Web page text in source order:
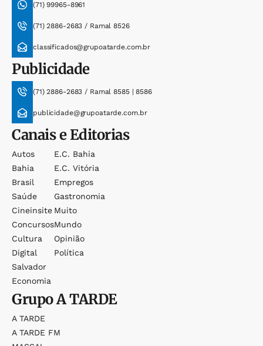
(71) 99965-8961
(71) 2886-2683 / Ramal 8526
classificados@grupoatarde.com.br
Publicidade
(71) 2886-2683 / Ramal 8585 | 8586
publicidade@grupoatarde.com.br
Canais e Editorias
Autos
Bahia
Brasil
Saúde
Cineinsite
Concursos
Cultura
Digital
Salvador
Economia
E.c. Bahia
E.c. Vitória
Empregos
Gastronomia
Muito
Mundo
Opinião
Política
GrupoA TARDE
A TARDE
A TARDE FM